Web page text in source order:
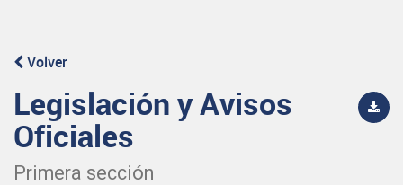
Volver
Legislación y Avisos
Oficiales
Primera sección